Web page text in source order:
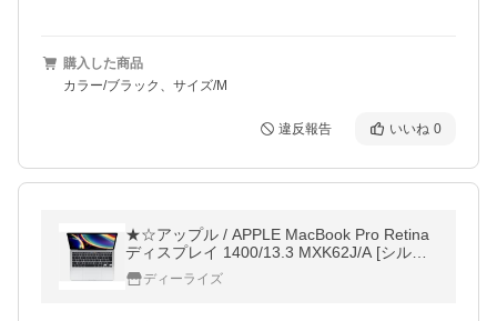
購入した商品
カラー/ブラック、サイズ/M
違反報告 いいね 0
★☆アップル / APPLE MacBook Pro Retina
ディスプレイ 1400/13.3 MXK62J/A [シルバ
ー] 【Mac ノート(MacBook)】
ディーライズ